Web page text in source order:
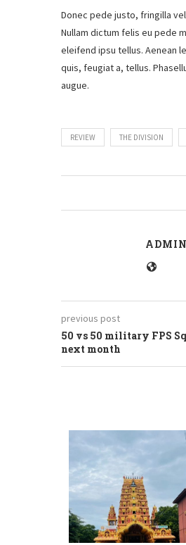
Donec pede justo, fringilla
Nullam dictum felis eu pede
eleifend ipsu tellus. Aenean
quis, feugiat a, tellus.
augue.
REVIEW THE DIVISION
ADMIN
previous post
50 vs 50 military FPS
next month